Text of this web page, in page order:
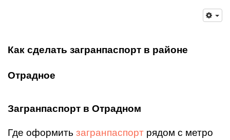
Как сделать загранпаспорт в районе
Отрадное
Загранпаспорт в Отрадном
Где оформить загранпаспорт рядом с метро